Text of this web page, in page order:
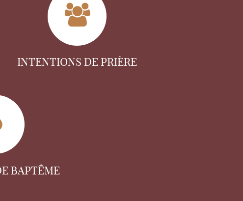
INTENTIONS DE PRIÈRE
BAPTÊME